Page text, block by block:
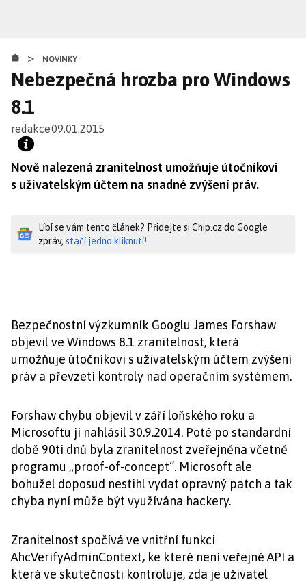
obsahu
> NOVINKY
Nebezpečná hrozba pro Windows
8.1
redakce09.01.2015
Nově nalezená zranitelnost umožňuje útočníkovi
s uživatelským účtem na snadné zvýšení práv.
Líbí se vám tento článek? Přidejte si Chip.cz do Google
zpráv, stačí jedno kliknutí!
Bezpečnostní výzkumník Googlu James Forshaw
objevil ve Windows 8.1 zranitelnost, která
umožňuje útočníkovi s uživatelským účtem zvýšení
práv a převzetí kontroly nad operačním systémem.
Forshaw chybu objevil v září loňského roku a
Microsoftu ji nahlásil 30.9.2014. Poté po standardní
době 90ti dnů byla zranitelnost zveřejněna včetně
programu „proof-of-concept“. Microsoft ale
bohužel doposud nestihl vydat opravný patch a tak
chyba nyní může být využívána hackery.
Zranitelnost spočívá ve vnitřní funkci
AhcVerifyAdminContext, ke které není veřejné API a
která ve skutečnosti kontroluje, zda je uživatel